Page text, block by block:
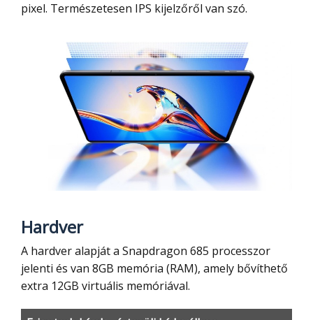
pixel. Természetesen IPS kijelzőről van szó.
Hardver
A hardver alapját a Snapdragon 685 processzor
jelenti és van 8GB memória (RAM), amely bővíthető
extra 12GB virtuális memóriával.